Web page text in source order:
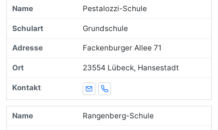
Pestalozzi-Schule
Grundschule
Fackenburger Allee 71
23554 Lübeck, Hansestadt
E-MailTelefon
Rangenberg-Schule